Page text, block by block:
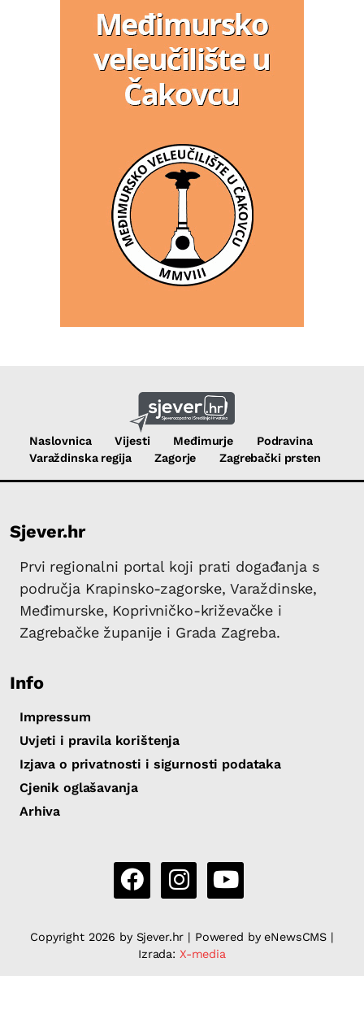
Naslovnica Vijesti Međimurje
Podravina
Varaždinska regija
Zagorje Zagrebački prsten
Sjever.hr
Prvi regionalni portal koji prati događanja s
područja Krapinsko-zagorske, Varaždinske,
Međimurske, Koprivničko-križevačke i
Zagrebačke županije i Grada Zagreba.
Info
Impressum
Uvjeti i pravila korištenja
Izjava o privatnosti i sigurnosti podataka
Cjenik oglašavanja
Arhiva
Copyright 2026 by Sjever.hr | Powered by eNewsCMS |
Izrada: X-media